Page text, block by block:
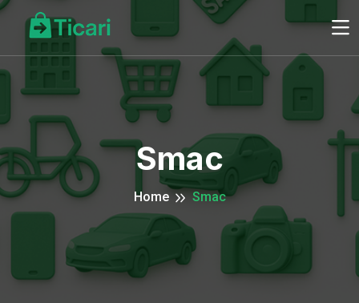
Smac
Home Smac